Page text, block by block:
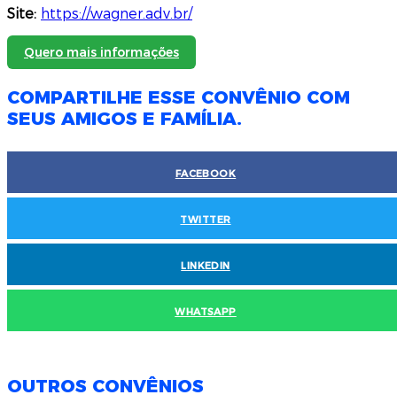
Site: https://wagner.adv.br/
Quero mais informações
COMPARTILHE ESSE CONVÊNIO COM
SEUS AMIGOS E FAMÍLIA.
FACEBOOK
TWITTER
LINKEDIN
WHATSAPP
OUTROS CONVÊNIOS